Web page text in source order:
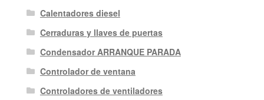
Calentadores diesel
Cerraduras y llaves de puertas
Condensador ARRANQUE PARADA
Controlador de ventana
Controladores de ventiladores